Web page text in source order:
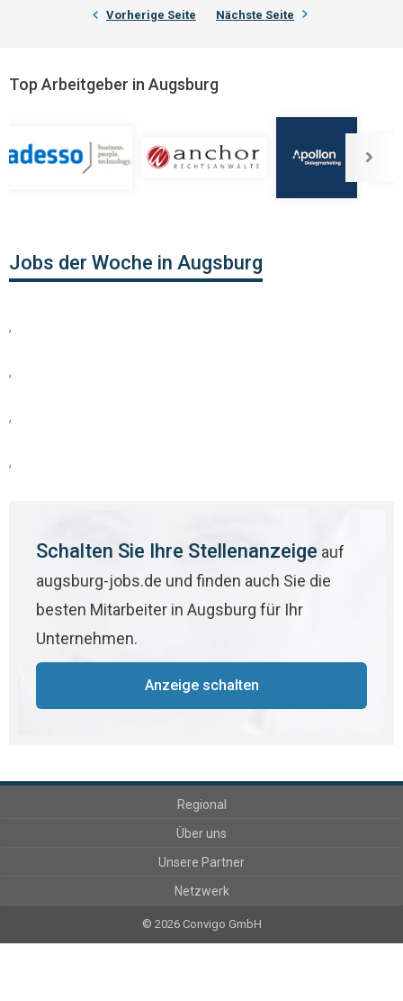
Vorherige Seite Nächste Seite
Top Arbeitgeber in Augsburg
Jobs der Woche in Augsburg
,
,
,
,
Schalten Sie Ihre Stellenanzeige auf
augsburg-jobs.de und finden auch Sie die
besten Mitarbeiter in Augsburg für Ihr
Unternehmen.
Anzeige schalten
Regional
Über uns
Unsere Partner
Netzwerk
© 2026 Convigo GmbH